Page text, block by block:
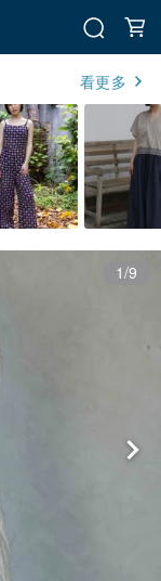
看更多
1/9